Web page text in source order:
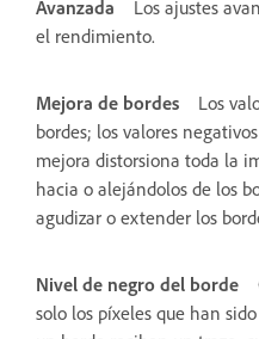
Avanzada
Los ajustes
el rendimiento.
Mejora de bordes
Los
bordes; los valores
mejora distorsiona toda la
hacia o alejándolos de los
agudizar o extender los
Nivel de negro del borde
solo los píxeles que han